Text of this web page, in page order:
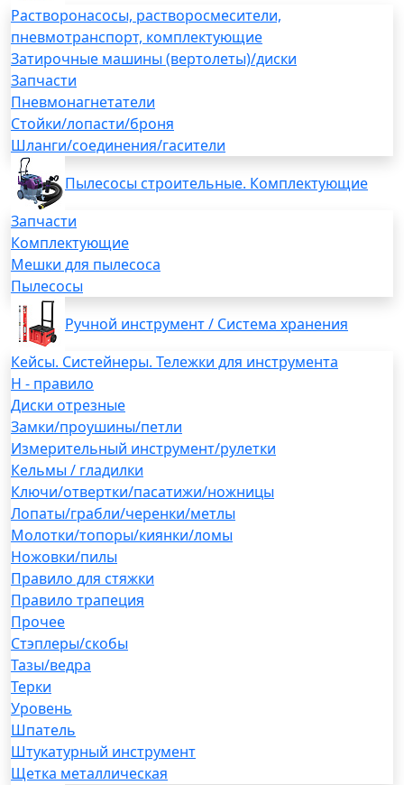
Растворонасосы, растворосмесители,
пневмотранспорт, комплектующие
Затирочные машины (вертолеты)/диски
Запчасти
Пневмонагнетатели
Стойки/лопасти/броня
Шланги/соединения/гасители
Пылесосы строительные. Комплектующие
Запчасти
Комплектующие
Мешки для пылесоса
Пылесосы
Ручной инструмент / Система хранения
Кейсы. Систейнеры. Тележки для инструмента
H - правило
Диски отрезные
Замки/проушины/петли
Измерительный инструмент/рулетки
Кельмы / гладилки
Ключи/отвертки/пасатижи/ножницы
Лопаты/грабли/черенки/метлы
Молотки/топоры/киянки/ломы
Ножовки/пилы
Правило для стяжки
Правило трапеция
Прочее
Стэплеры/скобы
Тазы/ведра
Терки
Уровень
Шпатель
Штукатурный инструмент
Щетка металлическая